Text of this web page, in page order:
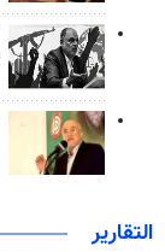
التقارير